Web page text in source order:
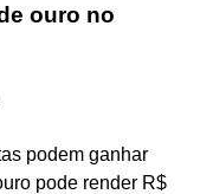
ouro no
podem ganhar
pode render R$